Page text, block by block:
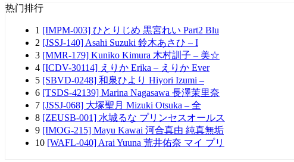
热门排行
1 [IMPM-003] ひとりじめ 黒宮れい Part2 Blu
2 [JSSJ-140] Asahi Suzuki 鈴木あさひ – I
3 [MMR-179] Kuniko Kimura 木村訓子 – 美☆
4 [ICDV-30114] えりか Erika – えりか Ever
5 [SBVD-0248] 和泉ひより Hiyori Izumi –
6 [TSDS-42139] Marina Nagasawa 長澤茉里奈
7 [JSSJ-068] 大塚聖月 Mizuki Otsuka – 全
8 [ZEUSB-001] 水城るな プリンセスオールス
9 [IMOG-215] Mayu Kawai 河合真由 純真無垢
10 [WAFL-040] Arai Yuuna 荒井佑奈 マイ プリ